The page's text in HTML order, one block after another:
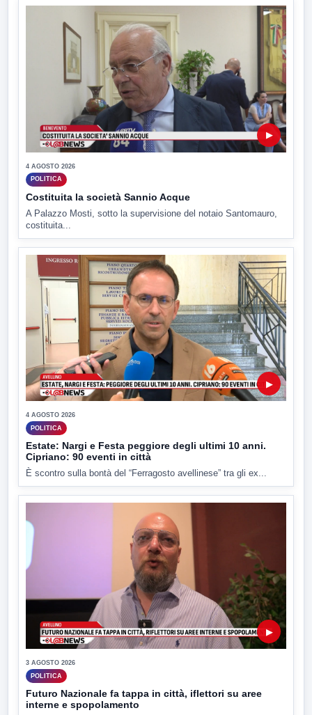
▶
4 AGOSTO 2026
POLITICA
Costituita la società Sannio Acque
A Palazzo Mosti, sotto la supervisione del notaio Santomauro,
costituita...
▶
4 AGOSTO 2026
POLITICA
Estate: Nargi e Festa peggiore degli ultimi 10 anni.
Cipriano: 90 eventi in città
È scontro sulla bontà del “Ferragosto avellinese” tra gli ex...
▶
3 AGOSTO 2026
POLITICA
Futuro Nazionale fa tappa in città, iflettori su aree
interne e spopolamento